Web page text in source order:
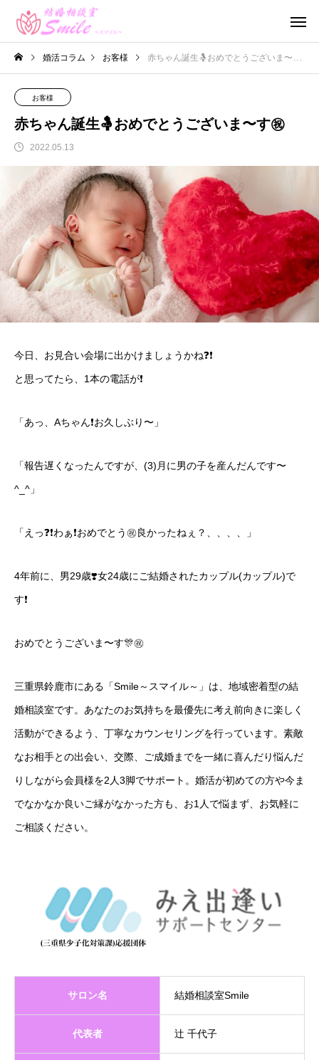
婚活コラム お客様 赤ちゃん誕生🤱おめでとうございま〜す㊗️
お客様
赤ちゃん誕生🤱おめでとうございま〜す㊗️
2022.05.13
今日、お見合い会場に出かけましょうかね❓❗️
と思ってたら、1本の電話が❗️
「あっ、Aちゃん❗️お久しぶり〜」
「報告遅くなったんですが、(3)月に男の子を産んだんです〜
^_^」
「えっ❓❗️わぁ❗️おめでとう㊗️良かったねぇ？、、、、」
4年前に、男29歳❣️女24歳にご結婚されたカップル(カップル)で
す❗️
おめでとうございま〜す🎊㊗️
三重県鈴鹿市にある「Smile～スマイル～」は、地域密着型の結
婚相談室です。あなたのお気持ちを最優先に考え前向きに楽しく
活動ができるよう、丁寧なカウンセリングを行っています。素敵
なお相手との出会い、交際、ご成婚までを一緒に喜んだり悩んだ
りしながら会員様を2人3脚でサポート。婚活が初めての方や今ま
でなかなか良いご縁がなかった方も、お1人で悩まず、お気軽に
ご相談ください。
サロン名 結婚相談室Smile
代表者 辻 千代子